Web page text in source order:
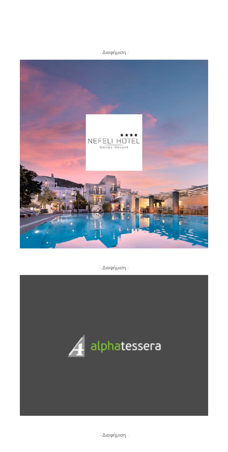
- Διαφήμιση -
- Διαφήμιση -
- Διαφήμιση -